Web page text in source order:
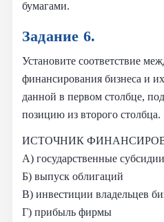
бумагами.
Задание 6.
Установите соответствие
финансирования бизнеса и
данной в первом столбце,
позицию из второго столбца.
ИСТОЧНИК
А) государственные субсидии
Б) выпуск облигаций
В) инвестиции владельцев
Г) прибыль фирмы